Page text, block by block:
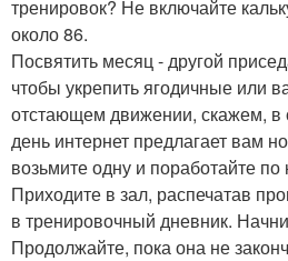
тренировок? Не включайте
около 86.
Посвятить месяц - другой
чтобы укрепить ягодичные или
отстающем движении, скажем, в
день интернет предлагает вам
возьмите одну и поработайте по
Приходите в зал, распечатав
в тренировочный дневник.
Продолжайте, пока она не